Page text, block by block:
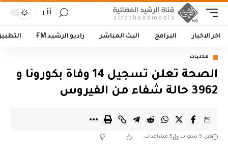
أأ
اخر الاخبار البرامج البث المباشر راديو الرشيد FM
محليات
الصحة تعلن تسجيل 14 وفاة بكورونا و
3962 حالة شفاء من الفيروس
قبل 5 سنوات 5 مشاهدات